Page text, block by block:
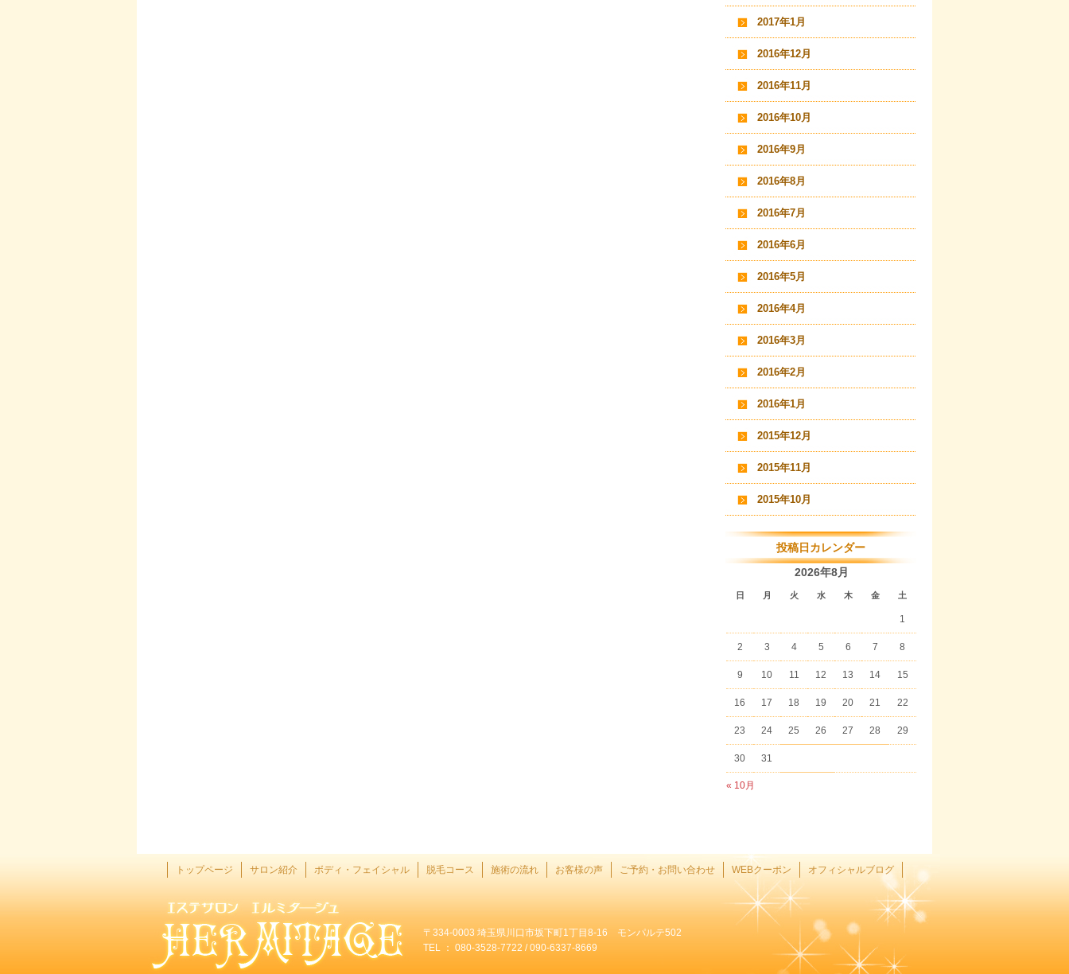
2017年1月
2016年12月
2016年11月
2016年10月
2016年9月
2016年8月
2016年7月
2016年6月
2016年5月
2016年4月
2016年3月
2016年2月
2016年1月
2015年12月
2015年11月
2015年10月
投稿日カレンダー
2026年8月
日 月 火 水 木 金 土
« 10月
1
2 3 4 5 6 7 8
9 10 11 12 13 14 15
16 17 18 19 20 21 22
23 24 25 26 27 28 29
30 31
トップページ サロン紹介 ボディ・フェイシャル 脱毛コース 施術の流れ お客様の声 ご予約・お問い合わせ WEBクーポン オフィシャルブログ
〒334-0003 埼玉県川口市坂下町1丁目8-16 モンパルテ502
TEL ： 080-3528-7722 / 090-6337-8669